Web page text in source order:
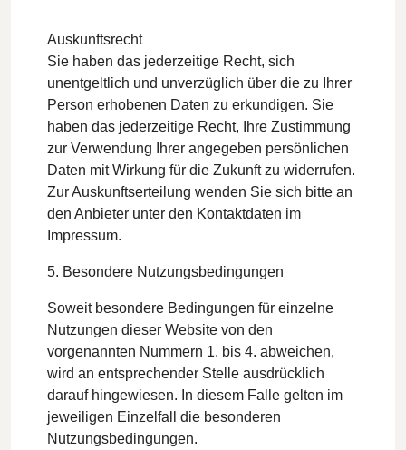
Auskunftsrecht
Sie haben das jederzeitige Recht, sich
unentgeltlich und unverzüglich über die zu Ihrer
Person erhobenen Daten zu erkundigen. Sie
haben das jederzeitige Recht, Ihre Zustimmung
zur Verwendung Ihrer angegeben persönlichen
Daten mit Wirkung für die Zukunft zu widerrufen.
Zur Auskunftserteilung wenden Sie sich bitte an
den Anbieter unter den Kontaktdaten im
Impressum.
5. Besondere Nutzungsbedingungen
Soweit besondere Bedingungen für einzelne
Nutzungen dieser Website von den
vorgenannten Nummern 1. bis 4. abweichen,
wird an entsprechender Stelle ausdrücklich
darauf hingewiesen. In diesem Falle gelten im
jeweiligen Einzelfall die besonderen
Nutzungsbedingungen.